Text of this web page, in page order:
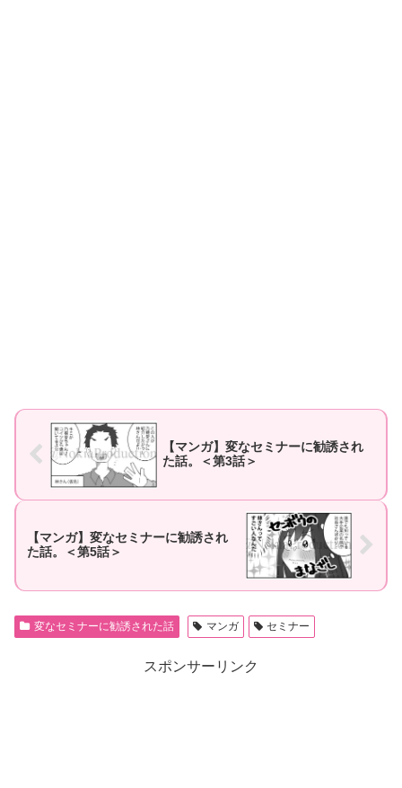
【マンガ】変なセミナーに勧誘され
た話。＜第3話＞
【マンガ】変なセミナーに勧誘され
た話。＜第5話＞
変なセミナーに勧誘された話 マンガ セミナー
スポンサーリンク